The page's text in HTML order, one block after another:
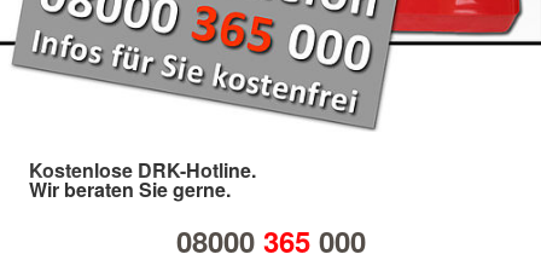
Kostenlose DRK-Hotline.
Wir beraten Sie gerne.
08000 365000